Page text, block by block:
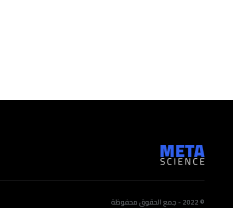
© 2022 - جمع الحقوق محفوظة